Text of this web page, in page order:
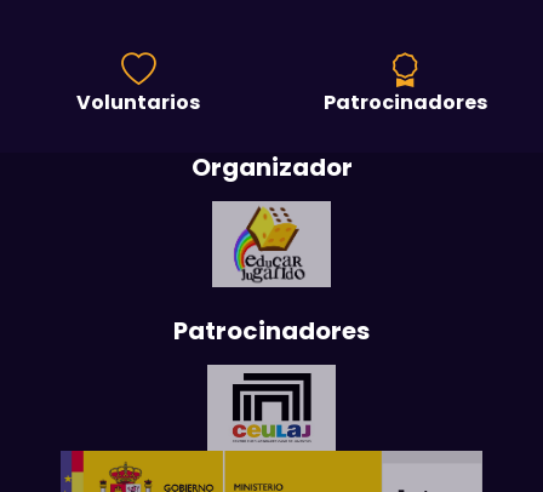
Voluntarios Patrocinadores
Organizador
Patrocinadores